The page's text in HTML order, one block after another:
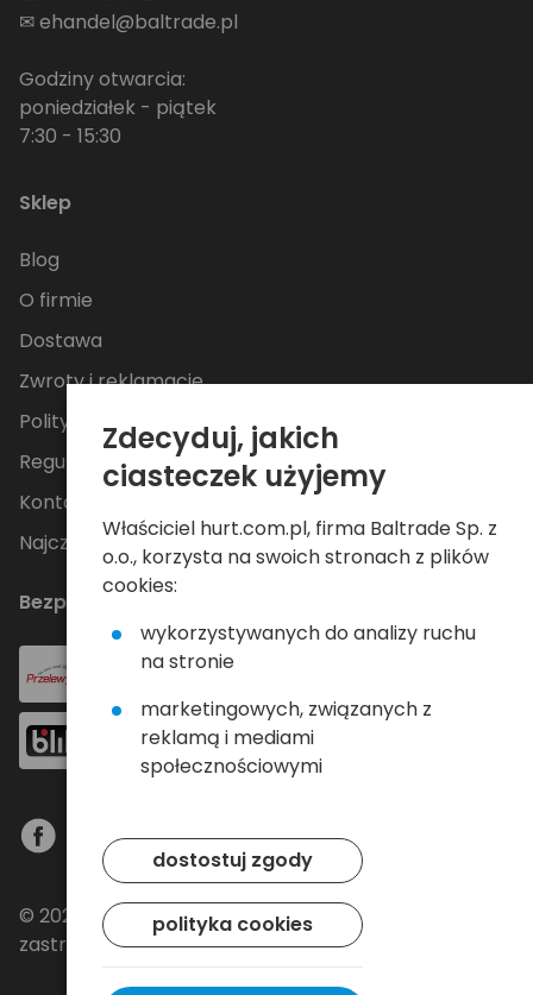
✉ehandel@baltrade.pl
Godziny otwarcia:
poniedziałek - piątek
7:30 - 15:30
Sklep
Blog
O firmie
Dostawa
Zwroty i reklamacje
Polityka Prywatności
Regulamin
Kontakt
Najczęściej zadawane pytania
Bezpieczne płatności
© 2024 Baltrade sp. z o.o. - Wszelkie prawa
zastrzeżone.
Zdecyduj, jakich
ciasteczek użyjemy
Właściciel hurt.com.pl, firma Baltrade Sp. z
o.o., korzysta na swoich stronach z plików
cookies:
wykorzystywanych do analizy ruchu
na stronie
marketingowych, związanych z
reklamą i mediami
społecznościowymi
dostostuj zgody
polityka cookies